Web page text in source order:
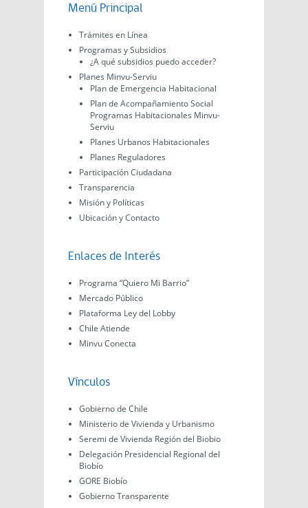
Menú Principal
Trámites en Línea
Programas y Subsidios
¿A qué subsidios puedo acceder?
Planes Minvu-Serviu
Plan de Emergencia Habitacional
Plan de Acompañamiento Social
Programas Habitacionales Minvu-
Serviu
Planes Urbanos Habitacionales
Planes Reguladores
Participación Ciudadana
Transparencia
Misión y Políticas
Ubicación y Contacto
Enlaces de Interés
Programa “Quiero Mi Barrio”
Mercado Público
Plataforma Ley del Lobby
Chile Atiende
Minvu Conecta
Vínculos
Gobierno de Chile
Ministerio de Vivienda y Urbanismo
Seremi de Vivienda Región del Biobio
Delegación Presidencial Regional del
Biobío
GORE Biobío
Gobierno Transparente